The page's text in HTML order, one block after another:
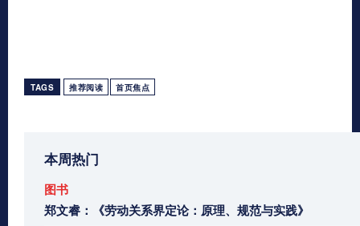
TAGS 推荐阅读 首页焦点
本周热门
图书
郑文睿：《劳动关系界定论：原理、规范与实践》